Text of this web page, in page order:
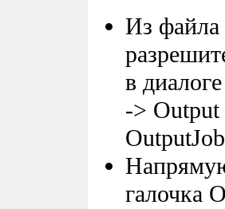
Из
в
-> Output
галочка